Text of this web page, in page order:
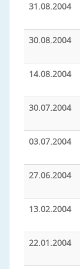
31.08.2004
30.08.2004
14.08.2004
30.07.2004
03.07.2004
27.06.2004
13.02.2004
22.01.2004